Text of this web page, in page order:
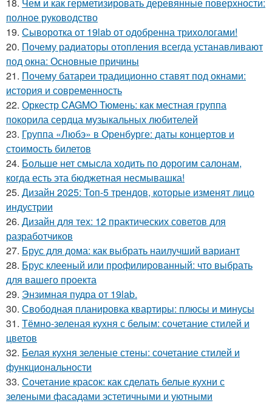
полное руководство
19. Сыворотка от 19lab от одобренна трихологами!
20. Почему радиаторы отопления всегда устанавливают
под окна: Основные причины
21. Почему батареи традиционно ставят под окнами:
история и современность
22. Оркестр CAGMO Тюмень: как местная группа
покорила сердца музыкальных любителей
23. Группа «Любэ» в Оренбурге: даты концертов и
стоимость билетов
24. Больше нет смысла ходить по дорогим салонам,
когда есть эта бюджетная несмывашка!
25. Дизайн 2025: Топ-5 трендов, которые изменят лицо
индустрии
26. Дизайн для тех: 12 практических советов для
разработчиков
27. Брус для дома: как выбрать наилучший вариант
28. Брус клееный или профилированный: что выбрать
для вашего проекта
29. Энзимная пудра от 19lab.
30. Свободная планировка квартиры: плюсы и минусы
31. Тёмно-зеленая кухня с белым: сочетание стилей и
цветов
32. Белая кухня зеленые стены: сочетание стилей и
функциональности
33. Сочетание красок: как сделать белые кухни с
зелеными фасадами эстетичными и уютными